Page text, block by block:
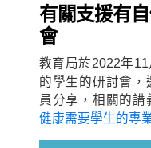
有關支援有
會
教育局於2022年
的學生的研討會，
員分享，相關的講
健康需要學生的專